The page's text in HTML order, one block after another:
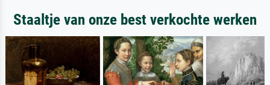
Staaltje van onze best verkochte werken